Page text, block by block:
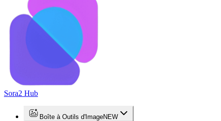
Sora2 Hub
Boîte à Outils d'ImageNEW